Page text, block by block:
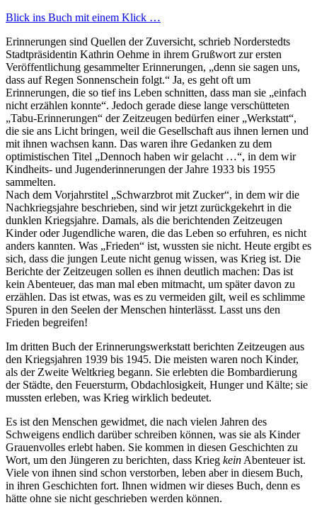
Blick ins Buch mit einem Klick …
Erinnerungen sind Quellen der Zuversicht, schrieb Norderstedts
Stadtpräsidentin Kathrin Oehme in ihrem Grußwort zur ersten
Veröffentlichung gesammelter Erinnerungen,
denn sie sagen uns,
dass auf Regen Sonnenschein folgt.
Ja, es geht oft um
Erinnerungen, die so tief ins Leben schnitten, dass man sie
einfach
nicht erzählen konnte . Jedoch gerade diese lange verschütteten
Tabu-Erinnerungen
der Zeitzeugen bedürfen einer Werkstatt ,
die sie ans Licht bringen, weil die Gesellschaft aus ihnen lernen und
mit ihnen wachsen kann. Das waren ihre Gedanken zu dem
optimistischen Titel
Dennoch haben wir gelacht … , in dem wir
Kindheits- und Jugenderinnerungen der Jahre 1933 bis 1955
sammelten.
Nach dem Vorjahrstitel
Schwarzbrot mit Zucker , in dem wir die
Nachkriegsjahre beschrieben, sind wir jetzt zurückgekehrt in die
dunklen Kriegsjahre. Damals, als die berichtenden Zeitzeugen
Kinder oder Jugendliche waren, die das Leben so erfuhren, es nicht
anders kannten. Was
Frieden
ist, wussten sie nicht. Heute ergibt es
sich, dass die jungen Leute nicht genug wissen, was Krieg ist. Die
Berichte der Zeitzeugen sollen es ihnen deutlich machen: Das ist
kein Abenteuer, das man mal eben mitmacht, um später davon zu
erzählen. Das ist etwas, was es zu vermeiden gilt, weil es schlimme
Spuren in den Seelen der Menschen hinterlässt. Lasst uns den
Frieden begreifen!
Im dritten Buch der Erinnerungswerkstatt berichten Zeitzeugen aus
den Kriegsjahren 1939 bis 1945. Die meisten waren noch Kinder,
als der Zweite Weltkrieg begann. Sie erlebten die Bombardierung
der Städte, den Feuersturm, Obdachlosigkeit, Hunger und Kälte; sie
mussten erleben, was Krieg wirklich bedeutet.
Es ist den Menschen gewidmet, die nach vielen Jahren des
Schweigens endlich darüber schreiben können, was sie als Kinder
Grauenvolles erlebt haben. Sie kommen in diesen Geschichten zu
Wort, um den Jüngeren zu berichten, dass Krieg kein Abenteuer ist.
Viele von ihnen sind schon verstorben, leben aber in diesem Buch,
in ihren Geschichten fort. Ihnen widmen wir dieses Buch, denn es
hätte ohne sie nicht geschrieben werden können.